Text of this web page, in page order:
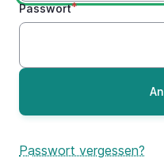
Passwort
Passwort vergessen?